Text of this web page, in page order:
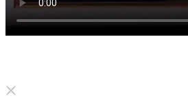
Click to unmute